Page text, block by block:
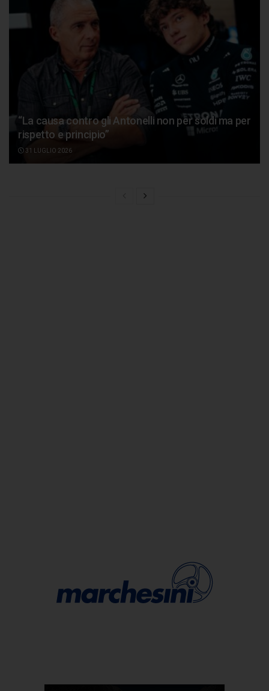
“La causa contro gli Antonelli non per soldi ma per
rispetto e principio”
31 LUGLIO 2026